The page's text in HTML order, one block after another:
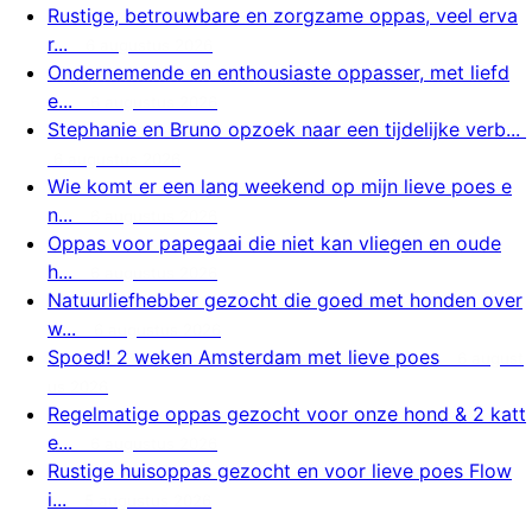
Rustige, betrouwbare en zorgzame oppas, veel erva
r...
Ondernemende en enthousiaste oppasser, met liefd
e...
Stephanie en Bruno opzoek naar een tijdelijke verb...
Wie komt er een lang weekend op mijn lieve poes e
n...
Oppas voor papegaai die niet kan vliegen en oude
h...
Natuurliefhebber gezocht die goed met honden over
w...
Spoed! 2 weken Amsterdam met lieve poes
Regelmatige oppas gezocht voor onze hond & 2 katt
e...
Rustige huisoppas gezocht en voor lieve poes Flow
i...